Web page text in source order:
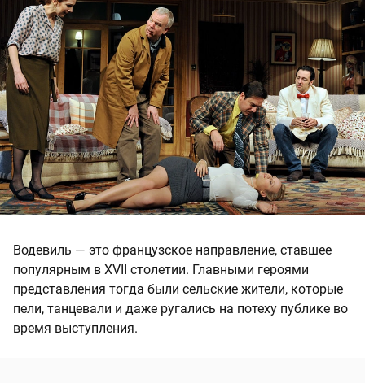
Водевиль — это французское направление, ставшее
популярным в XVII столетии. Главными героями
представления тогда были сельские жители, которые
пели, танцевали и даже ругались на потеху публике во
время выступления.